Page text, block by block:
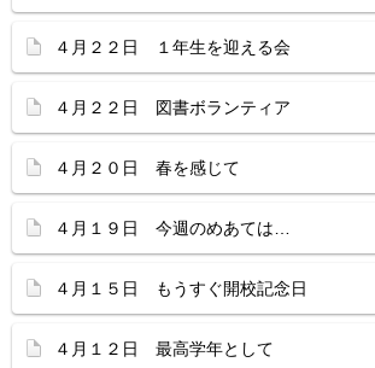
４月２２日 １年生を迎える会
４月２２日 図書ボランティア
４月２０日 春を感じて
４月１９日 今週のめあては…
４月１５日 もうすぐ開校記念日
４月１２日 最高学年として